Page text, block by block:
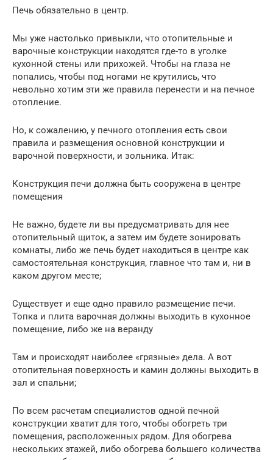
Печь обязательно в центр.
Мы уже настолько привыкли, что отопительные и
варочные конструкции находятся где-то в уголке
кухонной стены или прихожей. Чтобы на глаза не
попались, чтобы под ногами не крутились, что
невольно хотим эти же правила перенести и на печное
отопление.
Но, к сожалению, у печного отопления есть свои
правила и размещения основной конструкции и
варочной поверхности, и зольника. Итак:
Конструкция печи должна быть сооружена в центре
помещения
Не важно, будете ли вы предусматривать для нее
отопительный щиток, а затем им будете зонировать
комнаты, либо же печь будет находиться в центре как
самостоятельная конструкция, главное что там и, ни в
каком другом месте;
Существует и еще одно правило размещение печи.
Топка и плита варочная должны выходить в кухонное
помещение, либо же на веранду
Там и происходят наиболее «грязные» дела. А вот
отопительная поверхность и камин должны выходить в
зал и спальни;
По всем расчетам специалистов одной печной
конструкции хватит для того, чтобы обогреть три
помещения, расположенных рядом. Для обогрева
нескольких этажей, либо обогрева большего количества